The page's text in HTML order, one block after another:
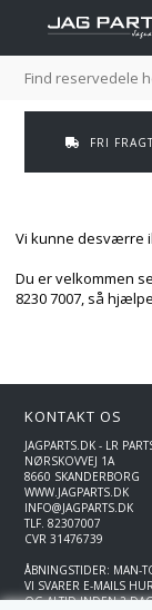
FRI
Vi kunne desværre
Du er velkommen
8230 7007, så
KONTAKT OS
JAGPARTS.DK - LR
NØRSKOVVEJ 1A
8660 SKANDERBORG
WWW.JAGPARTS.DK
INFO@JAGPARTS.DK
TLF.82307007
CVR 31476739
ÅBNINGSTIDER: MAN-
VI SVARER E-MAILS
OG ALTID INDEN 2